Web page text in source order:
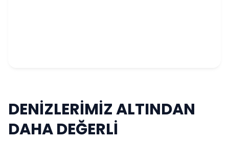
DENİZLERİMİZ ALTINDAN
DAHA DEĞERLİ